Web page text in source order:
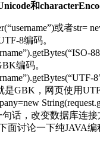
和
或者
8编码。
编码。
GBK，网页使用
话，改变数据库连接
面讨论一下纯JAVA编